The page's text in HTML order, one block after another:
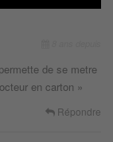
de se metre
en carton »
Répondre